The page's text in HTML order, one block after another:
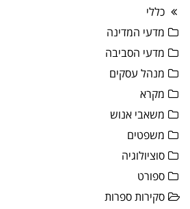
כללי
מדעי המדינה
מדעי הסביבה
מנהל עסקים
מקרא
משאבי אנוש
משפטים
סוציולוגיה
ספורט
סקירות ספרות